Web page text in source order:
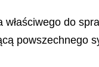
do
powszechnego